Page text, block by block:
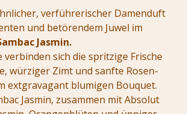
verführerischer Damenduft
und betörendem Juwel im
Jasmin.
sich die spritzige Frische
würziger Zimt und sanfte Rosen-
extgravagant blumigen Bouquet.
Jasmin, zusammen mit Absolut